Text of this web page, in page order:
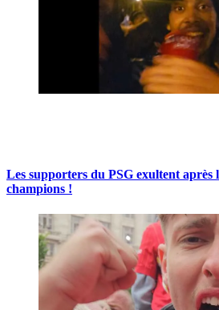
Les supporters du PSG exultent après
champions !